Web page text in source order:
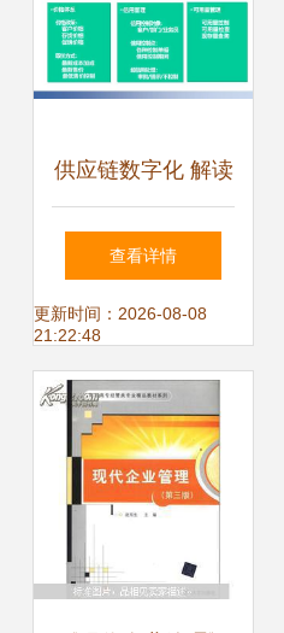
供应链数字化 解读
智慧工厂智能制造
如何重塑企业管理
查看详情
更新时间：2026-08-08
21:22:48